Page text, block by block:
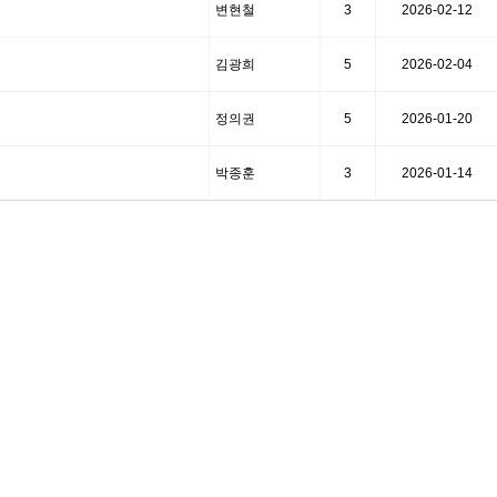
변현철 3 2026-02-12
김광희 5 2026-02-04
정의권 5 2026-01-20
박종훈 3 2026-01-14